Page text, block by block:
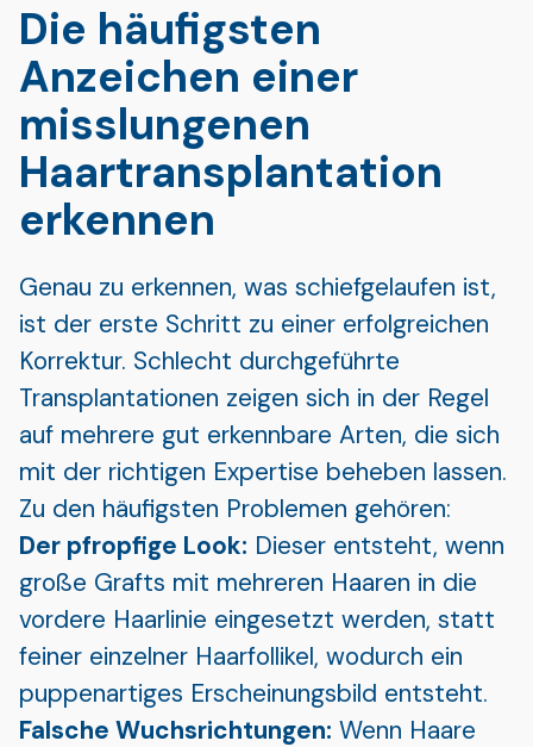
Die häufigsten
Anzeichen einer
misslungenen
Haartransplantation
erkennen
Genau zu erkennen, was schiefgelaufen ist,
ist der erste Schritt zu einer erfolgreichen
Korrektur. Schlecht durchgeführte
Transplantationen zeigen sich in der Regel
auf mehrere gut erkennbare Arten, die sich
mit der richtigen Expertise beheben lassen.
Zu den häufigsten Problemen gehören:
Der pfropfige Look: Dieser entsteht, wenn
große Grafts mit mehreren Haaren in die
vordere Haarlinie eingesetzt werden, statt
feiner einzelner Haarfollikel, wodurch ein
puppenartiges Erscheinungsbild entsteht.
Falsche Wuchsrichtungen: Wenn Haare